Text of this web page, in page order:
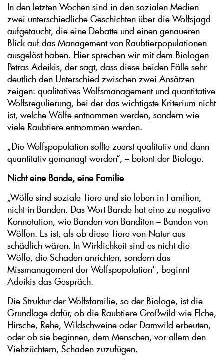
In den letzten Wochen sind in den sozialen Medien
zwei unterschiedliche Geschichten über die Wolfsjagd
aufgetaucht, die eine Debatte und einen genaueren
Blick auf das Management von Raubtierpopulationen
ausgelöst haben. Hier sprechen wir mit dem Biologen
Petras Adeikis, der sagt, dass diese beiden Fälle sehr
deutlich den Unterschied zwischen zwei Ansätzen
zeigen: qualitatives Wolfsmanagement und quantitative
Wolfsregulierung, bei der das wichtigste Kriterium nicht
ist, welche Wölfe entnommen werden, sondern wie
viele Raubtiere entnommen werden.
„Die Wolfspopulation sollte zuerst qualitativ und dann
quantitativ gemanagt werden“, – betont der Biologe.
Nicht eine Bande, eine Familie
„Wölfe sind soziale Tiere und sie leben in Familien,
nicht in Banden. Das Wort Bande hat eine zu negative
Konnotation, wie Banden von Banditen – Banden von
Wölfen. Es ist, als ob diese Tiere von Natur aus
schädlich wären. In Wirklichkeit sind es nicht die
Wölfe, die Schaden anrichten, sondern das
Missmanagement der Wolfspopulation", beginnt
Adeikis das Gespräch.
Die Struktur der Wolfsfamilie, so der Biologe, ist die
Grundlage dafür, ob die Raubtiere Großwild wie Elche,
Hirsche, Rehe, Wildschweine oder Damwild erbeuten,
oder ob sie beginnen, dem Menschen, vor allem den
Viehzüchtern, Schaden zuzufügen.